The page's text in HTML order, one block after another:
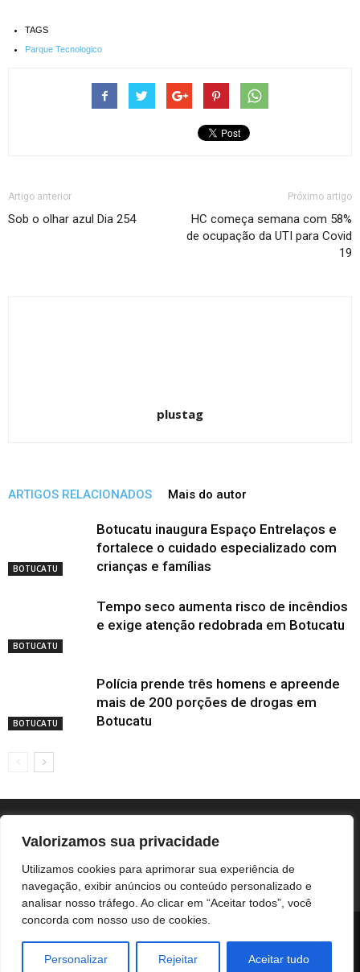
Valorizamos sua privacidade
Utilizamos cookies para aprimorar sua experiência de
navegação, exibir anúncios ou conteúdo personalizado e
analisar nosso tráfego. Ao clicar em “Aceitar todos”, você
concorda com nosso uso de cookies.
Personalizar Rejeitar Aceitar tudo
TAGS
Parque Tecnologico
Artigo anterior
Sob o olhar azul Dia 254
Próximo artigo
HC começa semana com 58%
de ocupação da UTI para Covid
19
plustag
ARTIGOS RELACIONADOS Mais do autor
BOTUCATU
Botucatu inaugura Espaço Entrelaços e
fortalece o cuidado especializado com
crianças e famílias
BOTUCATU
Tempo seco aumenta risco de incêndios
e exige atenção redobrada em Botucatu
BOTUCATU
Polícia prende três homens e apreende
mais de 200 porções de drogas em
Botucatu
NOTÍCIAS CORPORATIVAS